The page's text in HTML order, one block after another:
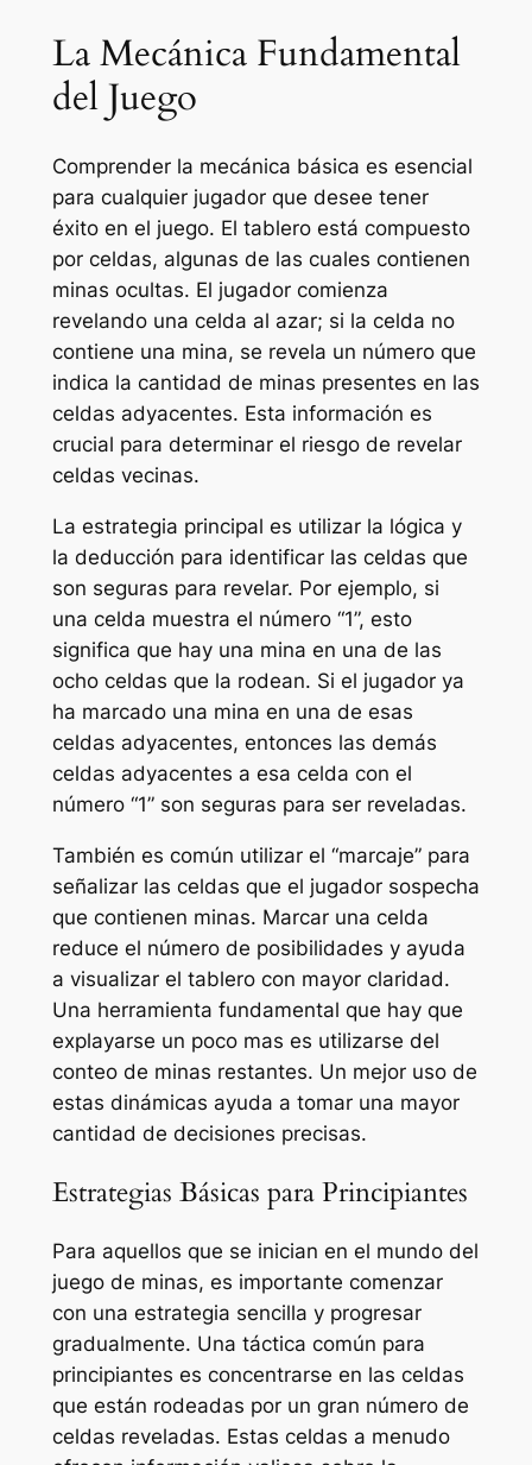
La Mecánica Fundamental
del Juego
Comprender la mecánica básica es esencial
para cualquier jugador que desee tener
éxito en el juego. El tablero está compuesto
por celdas, algunas de las cuales contienen
minas ocultas. El jugador comienza
revelando una celda al azar; si la celda no
contiene una mina, se revela un número que
indica la cantidad de minas presentes en las
celdas adyacentes. Esta información es
crucial para determinar el riesgo de revelar
celdas vecinas.
La estrategia principal es utilizar la lógica y
la deducción para identificar las celdas que
son seguras para revelar. Por ejemplo, si
una celda muestra el número “1”, esto
significa que hay una mina en una de las
ocho celdas que la rodean. Si el jugador ya
ha marcado una mina en una de esas
celdas adyacentes, entonces las demás
celdas adyacentes a esa celda con el
número “1” son seguras para ser reveladas.
También es común utilizar el “marcaje” para
señalizar las celdas que el jugador sospecha
que contienen minas. Marcar una celda
reduce el número de posibilidades y ayuda
a visualizar el tablero con mayor claridad.
Una herramienta fundamental que hay que
explayarse un poco mas es utilizarse del
conteo de minas restantes. Un mejor uso de
estas dinámicas ayuda a tomar una mayor
cantidad de decisiones precisas.
Estrategias Básicas para Principiantes
Para aquellos que se inician en el mundo del
juego de minas, es importante comenzar
con una estrategia sencilla y progresar
gradualmente. Una táctica común para
principiantes es concentrarse en las celdas
que están rodeadas por un gran número de
celdas reveladas. Estas celdas a menudo